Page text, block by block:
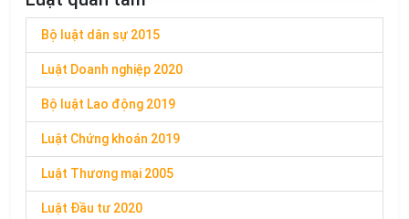
Bộ luật dân sự 2015
Luật Doanh nghiệp 2020
Bộ luật Lao động 2019
Luật Chứng khoán 2019
Luật Thương mại 2005
Luật Đầu tư 2020